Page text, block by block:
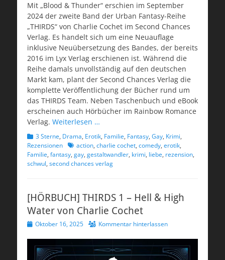
Mit „Blood & Thunder“ erschien im September
2024 der zweite Band der Urban Fantasy-Reihe
„THIRDS“ von Charlie Cochet im Second Chances
Verlag. Es handelt sich um eine Neuauflage
inklusive Neuübersetzung des Bandes, der bereits
2016 im Lyx Verlag erschienen ist. Während die
Reihe damals unvollständig auf den deutschen
Markt kam, plant der Second Chances Verlag die
komplette Veröffentlichung der Bücher rund um
das THIRDS Team. Neben Taschenbuch und eBook
erscheinen auch Hörbücher im Rainbow Romance
Verlag. Weiterlesen …
Kategorien
3 Sterne, Drama, Erotik, Familie, Fantasy, Gay, Krimi,
Rezensionen Schlagworte
action, charlie cochet, comedy, erotik,
Familie, fantasy, gay, gestaltwandler, krimi, liebe, rezension,
schwul, second chances verlag
[HÖRBUCH] THIRDS 1 – Hell & High
Water von Charlie Cochet
Veröffentlicht
Oktober 16, 2025 Kommentar hinterlassen